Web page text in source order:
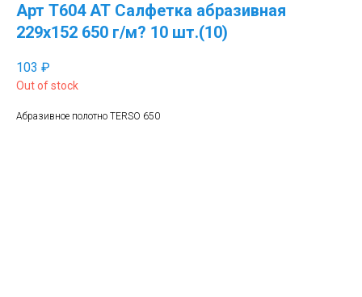
Арт Т604 АТ Салфетка абразивная
229х152 650 г/м? 10 шт.(10)
103 ₽
Out of stock
Абразивное полотно TERSO 650